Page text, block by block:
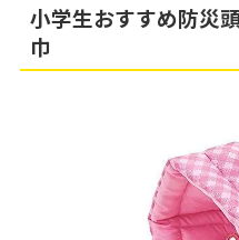
小学生おすすめ防災
巾